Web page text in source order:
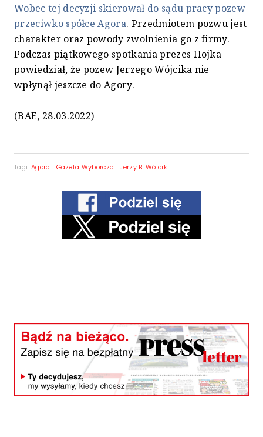
Wobec tej decyzji skierował do sądu pracy pozew
przeciwko spółce Agora. Przedmiotem pozwu jest
charakter oraz powody zwolnienia go z firmy.
Podczas piątkowego spotkania prezes Hojka
powiedział, że pozew Jerzego Wójcika nie
wpłynął jeszcze do Agory.
(BAE, 28.03.2022)
Tagi: Agora | Gazeta Wyborcza |Jerzy B. Wójcik